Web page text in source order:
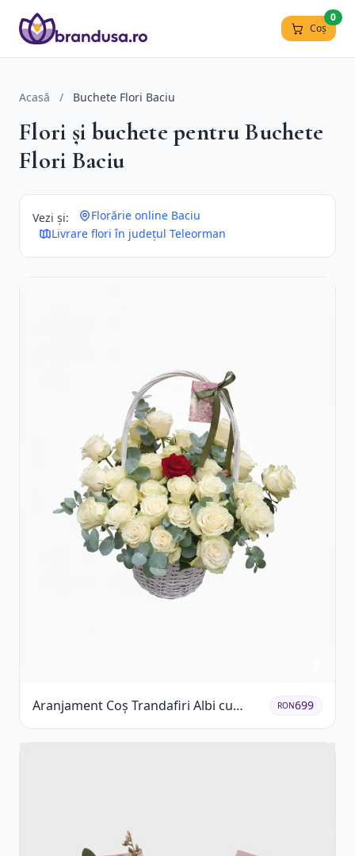
Coș
0
Acasă / Buchete Flori Baciu
Flori și buchete pentru Buchete
Flori Baciu
Vezi și:
Florărie online Baciu
Livrare flori în județul Teleorman
Aranjament Coș Trandafiri Albi cu
Accent Roșu
RON699